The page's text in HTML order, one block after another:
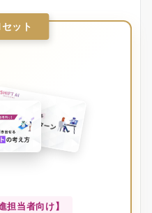
ット
担当者向け】